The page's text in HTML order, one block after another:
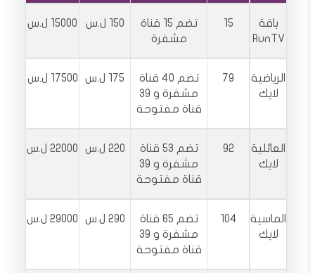
باقة
RunTV
15
تضم 15 قناة
مشفرة
150 ل.س 15000 ل.س
الرياضية
لايك
79
تضم 40 قناة
مشفرة و 39
قناة مفتوحة
175 ل.س 17500 ل.س
العائلية
لايك
92
تضم 53 قناة
مشفرة و 39
قناة مفتوحة
220 ل.س 22000 ل.س
الماسية
لايك
104
تضم 65 قناة
مشفرة و 39
قناة مفتوحة
290 ل.س 29000 ل.س